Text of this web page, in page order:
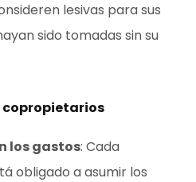
lesivas para sus
sido tomadas sin su
copropietarios
los gastos: Cada
obligado a asumir los